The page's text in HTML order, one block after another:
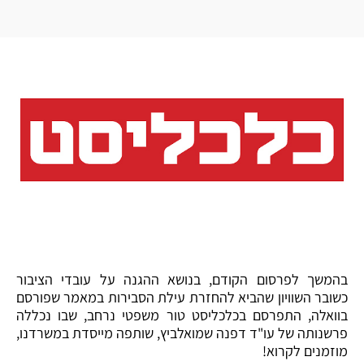
בהמשך לפרסום הקודם, בנושא ההגנה על עובדי הציבור
כשובר השוויון שהביא להחזרת עילת הסבירות במאמר שפורסם
בוואלה, התפרסם בכלכליסט טור משפטי נרחב, שבו נכללה
פרשנותה של עו"ד דפנה שמואלביץ, שותפה מייסדת במשרדנו,
מוזמנים לקרוא!